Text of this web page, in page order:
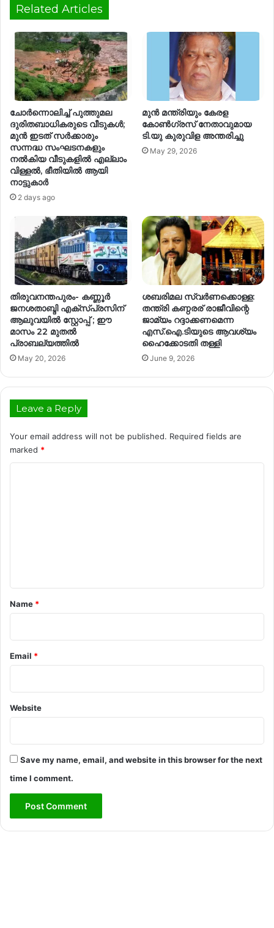
Related Articles
ചോർന്നൊലിച്ച് പുത്തുമല
ദുരിതബാധികരുടെ വീടുകൾ;
മുൻ ഇടത് സർക്കാരും
സന്നദ്ധ സംഘടനകളും
നൽകിയ വീടുകളിൽ എല്ലാം
വിള്ളൽ, ഭീതിയിൽ ആയി
നാട്ടുകാർ
2 days ago
മുന്‍ മന്ത്രിയും കേരള
കോണ്‍ഗ്രസ് നേതാവുമായ
ടി.യു കുരുവിള അന്തരിച്ചു
May 29, 2026
തിരുവനന്തപുരം- കണ്ണൂർ
ജനശതാബ്ദി എക്‌സ്പ്രസിന്
ആലുവയിൽ സ്റ്റോപ്പ് ; ഈ
മാസം 22 മുതൽ
പ്രാബല്യത്തിൽ
May 20, 2026
ശബരിമല സ്വര്‍ണക്കൊള്ള:
തന്ത്രി കണ്ഠരര് രാജീവിന്റെ
ജാമ്യം റദ്ദാക്കണമെന്ന
എസ്.ഐ.ടിയുടെ ആവശ്യം
ഹൈക്കോടതി തള്ളി
June 9, 2026
Leave a Reply
Your email address will not be published. Required fields are
marked *
*
Name *
Email *
Website
Save my name, email, and website in this browser for the next
time I comment.